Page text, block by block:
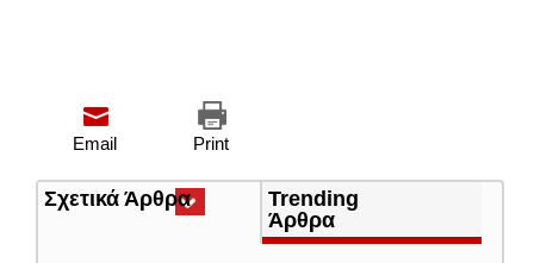
Print
Email
Σχετικά Άρθρα(ενεργή
καρτέλα)
Trending
Άρθρα